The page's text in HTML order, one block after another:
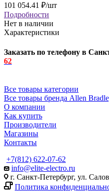
101 054.41 ₽/шт
Подробности
Нет в наличии
Характеристики
Заказать по телефону в
62
Все товары категории
Все товары бренда Allen
О компании
Как купить
Производители
Магазины
Контакты
+7(812) 622-07-62
info@elite-electro.ru
г. Санкт-Петербург, ул.
Политика